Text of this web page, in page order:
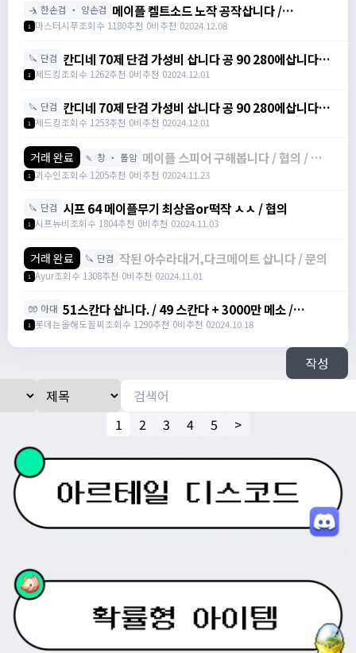
🤺 한손검 ・ 양손검 메이플 켈트소드 노작 공작삽니다 /
3000000
1 마스터시푸조회수 1180추천 0비추천 02024.12.08
🔪 단검 칸디네 70제 단검 가성비 삽니다 공 90 280에삽니다! /
2800000 /
1 제드킹조회수 1262추천 0비추천 02024.12.01
🔪 단검 칸디네 70제 단검 가성비 삽니다 공 90 280에삽니다! /
2800000 /
1 제드킹조회수 1253추천 0비추천 02024.12.01
거래 완료 🍡 창 ・ 폴암 메이플 스피어 구해봅니다 / 협의 / 협
의 / 공격력+79 STR+8 /
1 괴수인조회수 1205추천 0비추천 02024.11.23
🔪 단검 시프 64 메이플무기 최상옵or떡작 ㅅㅅ / 협의
1 시프뉴비조회수 1804추천 0비추천 02024.11.03
거래 완료 🔪 단검 작된 아수라대거,다크메이트 삽니다 / 문의
1 Ayur조회수 1308추천 0비추천 02024.11.01
🧤 아대 51스칸다 삽니다. / 49 스칸다 + 3000만 메소 /
https://open.kakao.com/o/gMh6jgUg
1 롯데는올해도꼴찌조회수 1290추천 0비추천 02024.10.18
작성
1 2 3 4 5 >